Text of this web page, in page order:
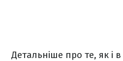
Детальніше про те, як і